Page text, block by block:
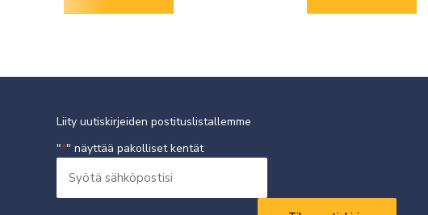
Liity uutiskirjeiden postituslistallemme
"*" näyttää pakolliset kentät
sähköpostisi